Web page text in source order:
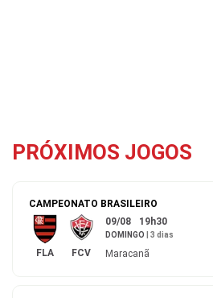
PRÓXIMOS JOGOS
CAMPEONATO BRASILEIRO
FLA FCV
09/08 19h30
DOMINGO 3 dias
Maracanã